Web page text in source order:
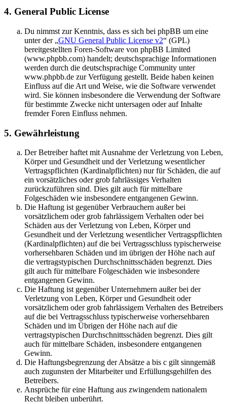
4. General Public License
Du nimmst zur Kenntnis, dass es sich bei phpBB um eine
unter der „GNU General Public License v2“ (GPL)
bereitgestellten Foren-Software von phpBB Limited
(www.phpbb.com) handelt; deutschsprachige Informationen
werden durch die deutschsprachige Community unter
www.phpbb.de zur Verfügung gestellt. Beide haben keinen
Einfluss auf die Art und Weise, wie die Software verwendet
wird. Sie können insbesondere die Verwendung der Software
für bestimmte Zwecke nicht untersagen oder auf Inhalte
fremder Foren Einfluss nehmen.
5. Gewährleistung
Der Betreiber haftet mit Ausnahme der Verletzung von Leben,
Körper und Gesundheit und der Verletzung wesentlicher
Vertragspflichten (Kardinalpflichten) nur für Schäden, die auf
ein vorsätzliches oder grob fahrlässiges Verhalten
zurückzuführen sind. Dies gilt auch für mittelbare
Folgeschäden wie insbesondere entgangenen Gewinn.
Die Haftung ist gegenüber Verbrauchern außer bei
vorsätzlichem oder grob fahrlässigem Verhalten oder bei
Schäden aus der Verletzung von Leben, Körper und
Gesundheit und der Verletzung wesentlicher Vertragspflichten
(Kardinalpflichten) auf die bei Vertragsschluss typischerweise
vorhersehbaren Schäden und im übrigen der Höhe nach auf
die vertragstypischen Durchschnittsschäden begrenzt. Dies
gilt auch für mittelbare Folgeschäden wie insbesondere
entgangenen Gewinn.
Die Haftung ist gegenüber Unternehmern außer bei der
Verletzung von Leben, Körper und Gesundheit oder
vorsätzlichem oder grob fahrlässigem Verhalten des Betreibers
auf die bei Vertragsschluss typischerweise vorhersehbaren
Schäden und im Übrigen der Höhe nach auf die
vertragstypischen Durchschnittsschäden begrenzt. Dies gilt
auch für mittelbare Schäden, insbesondere entgangenen
Gewinn.
Die Haftungsbegrenzung der Absätze a bis c gilt sinngemäß
auch zugunsten der Mitarbeiter und Erfüllungsgehilfen des
Betreibers.
Ansprüche für eine Haftung aus zwingendem nationalem
Recht bleiben unberührt.